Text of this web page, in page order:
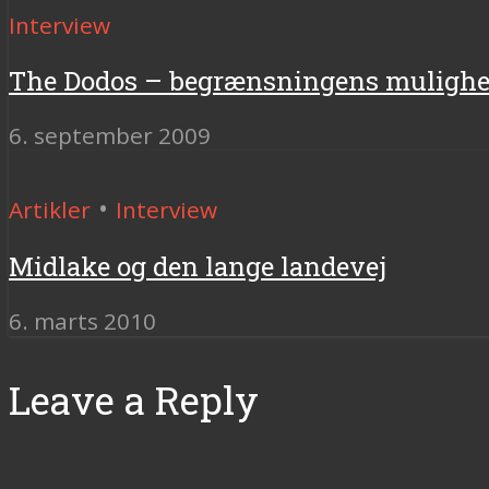
Interview
The Dodos – begrænsningens
6. september 2009
Artikler • Interview
Midlake og den lange landevej
6. marts 2010
Leave a Reply